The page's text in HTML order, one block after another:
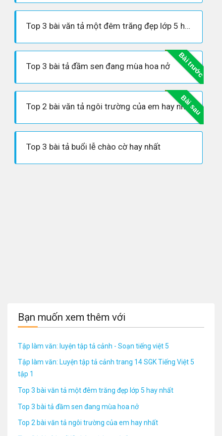
Top 3 bài văn tả một đêm trăng đẹp lớp 5 hay nhất
Bài trước
Top 3 bài tả đầm sen đang mùa hoa nở
Bài sau
Top 2 bài văn tả ngôi trường của em hay nhất
Top 3 bài tả buổi lễ chào cờ hay nhất
Bạn muốn xem thêm với
Tập làm văn: luyện tập tả cảnh - Soạn tiếng việt 5
Tập làm văn: Luyện tập tả cảnh trang 14 SGK Tiếng Việt 5
tập 1
Top 3 bài văn tả một đêm trăng đẹp lớp 5 hay nhất
Top 3 bài tả đầm sen đang mùa hoa nở
Top 2 bài văn tả ngôi trường của em hay nhất